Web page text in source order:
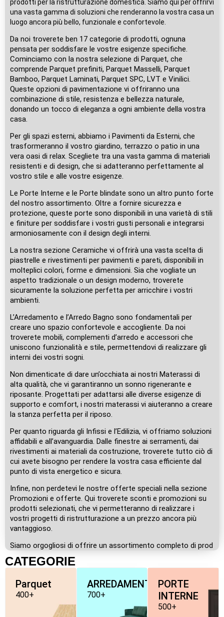
prodotti per la ristrutturazione domestica. Siamo qui per offrirvi
una vasta gamma di soluzioni che renderanno la vostra casa un
luogo ancora più bello, funzionale e confortevole.
Da noi troverete ben 17 categorie di prodotti, ognuna
pensata per soddisfare le vostre esigenze specifiche.
Cominciamo con la nostra selezione di Parquet, che
comprende Parquet prefiniti, Parquet Masselli, Parquet
Bamboo, Parquet Laminati, Parquet SPC, LVT e Vinilici.
Queste opzioni di pavimentazione vi offriranno una
combinazione di stile, resistenza e bellezza naturale,
donando un tocco di eleganza a ogni ambiente della vostra
casa.
Per gli spazi esterni, abbiamo i Pavimenti da Esterni, che
trasformeranno il vostro giardino, terrazzo o patio in una
vera oasi di relax. Scegliete tra una vasta gamma di materiali
resistenti e di design, che si adatteranno perfettamente al
vostro stile e alle vostre esigenze.
Le Porte Interne e le Porte blindate sono un altro punto forte
del nostro assortimento. Oltre a fornire sicurezza e
protezione, queste porte sono disponibili in una varietà di stili
e finiture per soddisfare i vostri gusti personali e integrarsi
armoniosamente con il design degli interni.
La nostra sezione Ceramiche vi offrirà una vasta scelta di
piastrelle e rivestimenti per pavimenti e pareti, disponibili in
molteplici colori, forme e dimensioni. Sia che vogliate un
aspetto tradizionale o un design moderno, troverete
sicuramente la soluzione perfetta per arricchire i vostri
ambienti.
L’Arredamento e l’Arredo Bagno sono fondamentali per
creare uno spazio confortevole e accogliente. Da noi
troverete mobili, complementi d’arredo e accessori che
uniscono funzionalità e stile, permettendovi di realizzare gli
interni dei vostri sogni.
Non dimenticate di dare un’occhiata ai nostri Materassi di
alta qualità, che vi garantiranno un sonno rigenerante e
riposante. Progettati per adattarsi alle diverse esigenze di
supporto e comfort, i nostri materassi vi aiuteranno a creare
la stanza perfetta per il riposo.
Per quanto riguarda gli Infissi e l’Edilizia, vi offriamo soluzioni
affidabili e all’avanguardia. Dalle finestre ai serramenti, dai
rivestimenti ai materiali da costruzione, troverete tutto ciò di
cui avete bisogno per rendere la vostra casa efficiente dal
punto di vista energetico e sicura.
Infine, non perdetevi le nostre offerte speciali nella sezione
Promozioni e offerte. Qui troverete sconti e promozioni su
prodotti selezionati, che vi permetteranno di realizzare i
vostri progetti di ristrutturazione a un prezzo ancora più
vantaggioso.
Siamo orgogliosi di offrire un assortimento completo di prod
CATEGORIE
Parquet
400+
ARREDAMENTO
700+
PORTE
INTERNE
500+